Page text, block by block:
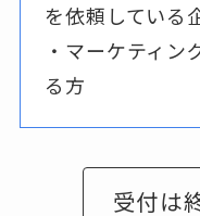
を依頼している
・マーケティン
る方